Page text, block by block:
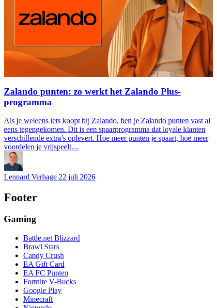
Zalando punten: zo werkt het Zalando Plus-
programma
Als je weleens iets koopt bij Zalando, ben je Zalando punten vast al
eens tegengekomen. Dit is een spaarprogramma dat loyale klanten
verschillende extra’s oplevert. Hoe meer punten je spaart, hoe meer
voordelen je vrijspeelt....
Lennard Verhage 22 juli 2026
Footer
Gaming
Battle.net Blizzard
Brawl Stars
Candy Crush
EA Gift Card
EA FC Punten
Fortnite V-Bucks
Google Play
Minecraft